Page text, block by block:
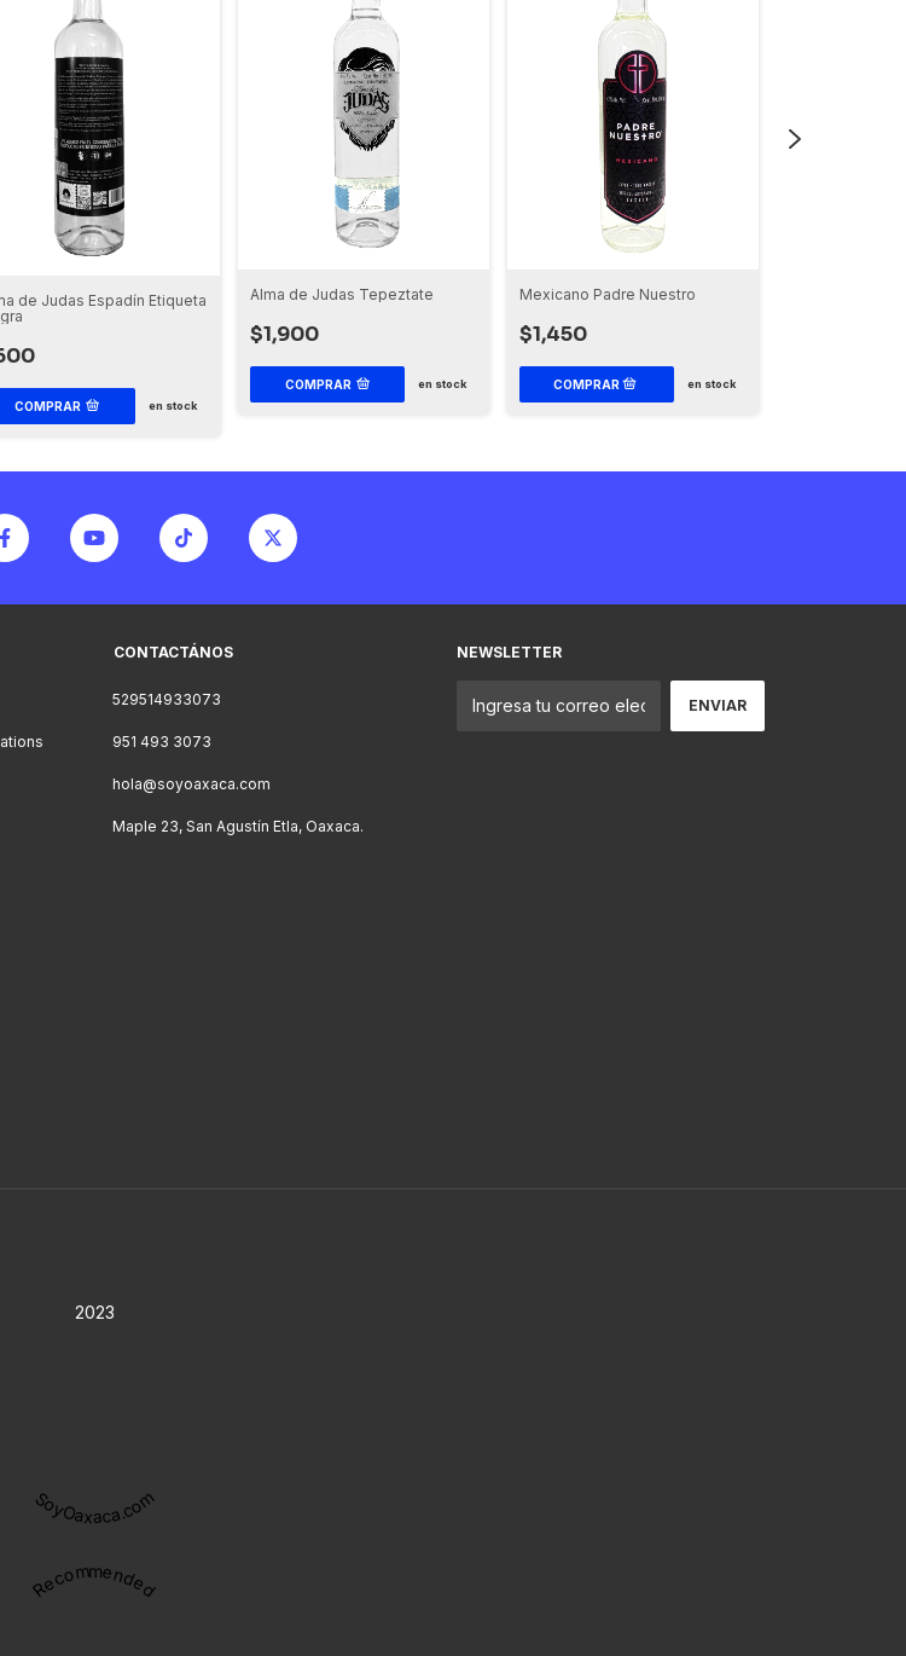
de Judas Espadín Etiqueta
COMPRAR en stock
Alma de Judas Tepeztate
$1,900
COMPRAR en stock
Mexicano Padre Nuestro
$1,450
en stock
CONTACTÁNOS
529514933073
951 493 3073
hola@soyoaxaca.com
Maple 23, San Agustín Etla, Oaxaca.
NEWSLETTER
2023
SoyOaxaca.com
Recommended